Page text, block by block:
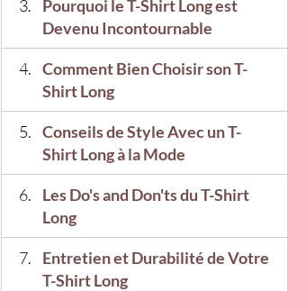
Pourquoi le T-Shirt Long est
Devenu Incontournable
Comment Bien Choisir son T-
Shirt Long
Conseils de Style Avec un T-
Shirt Long à la Mode
Les Do's and Don'ts du T-Shirt
Long
Entretien et Durabilité de Votre
T-Shirt Long